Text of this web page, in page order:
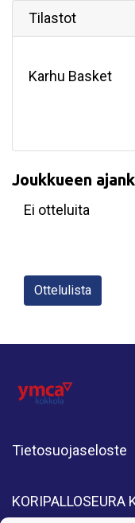
Tilastot
Karhu Basket
Joukkueen
Ei otteluita
Ottelulista
Tietosuojaseloste
KORIPALLOSEURA